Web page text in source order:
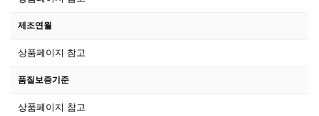
제조연월
상품페이지 참고
품질보증기준
상품페이지 참고